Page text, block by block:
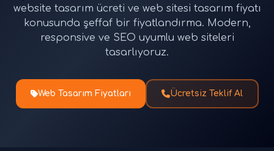
website tasarım ücreti ve web sitesi tasarım fiyatı
konusunda şeffaf bir fiyatlandırma. Modern,
responsive ve SEO uyumlu web siteleri
tasarlıyoruz.
Web Tasarım Fiyatları Ücretsiz Teklif Al